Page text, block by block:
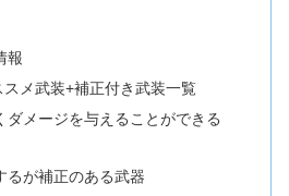
報
メ武装+補正付き武装一覧
ダメージを与えることができる
るが補正のある武器